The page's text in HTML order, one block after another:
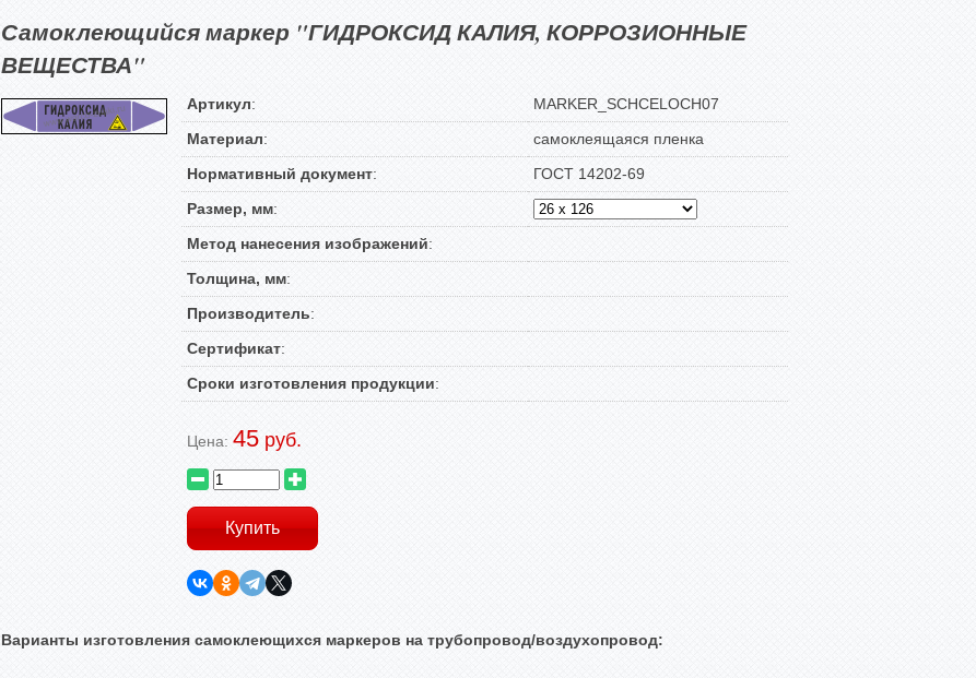
Самоклеющийся маркер "ГИДРОКСИД КАЛИЯ, КОРРОЗИОННЫЕ
ВЕЩЕСТВА"
Артикул:
MARKER_SCHCELOCH07
Материал:
самоклеящаяся пленка
Нормативный документ:
ГОСТ 14202-69
Размер, мм:
Метод нанесения изображений:
Толщина, мм:
Производитель:
Сертификат:
Сроки изготовления продукции:
Цена: 45 руб.
Варианты изготовления самоклеющихся маркеров на трубопровод/воздухопровод: